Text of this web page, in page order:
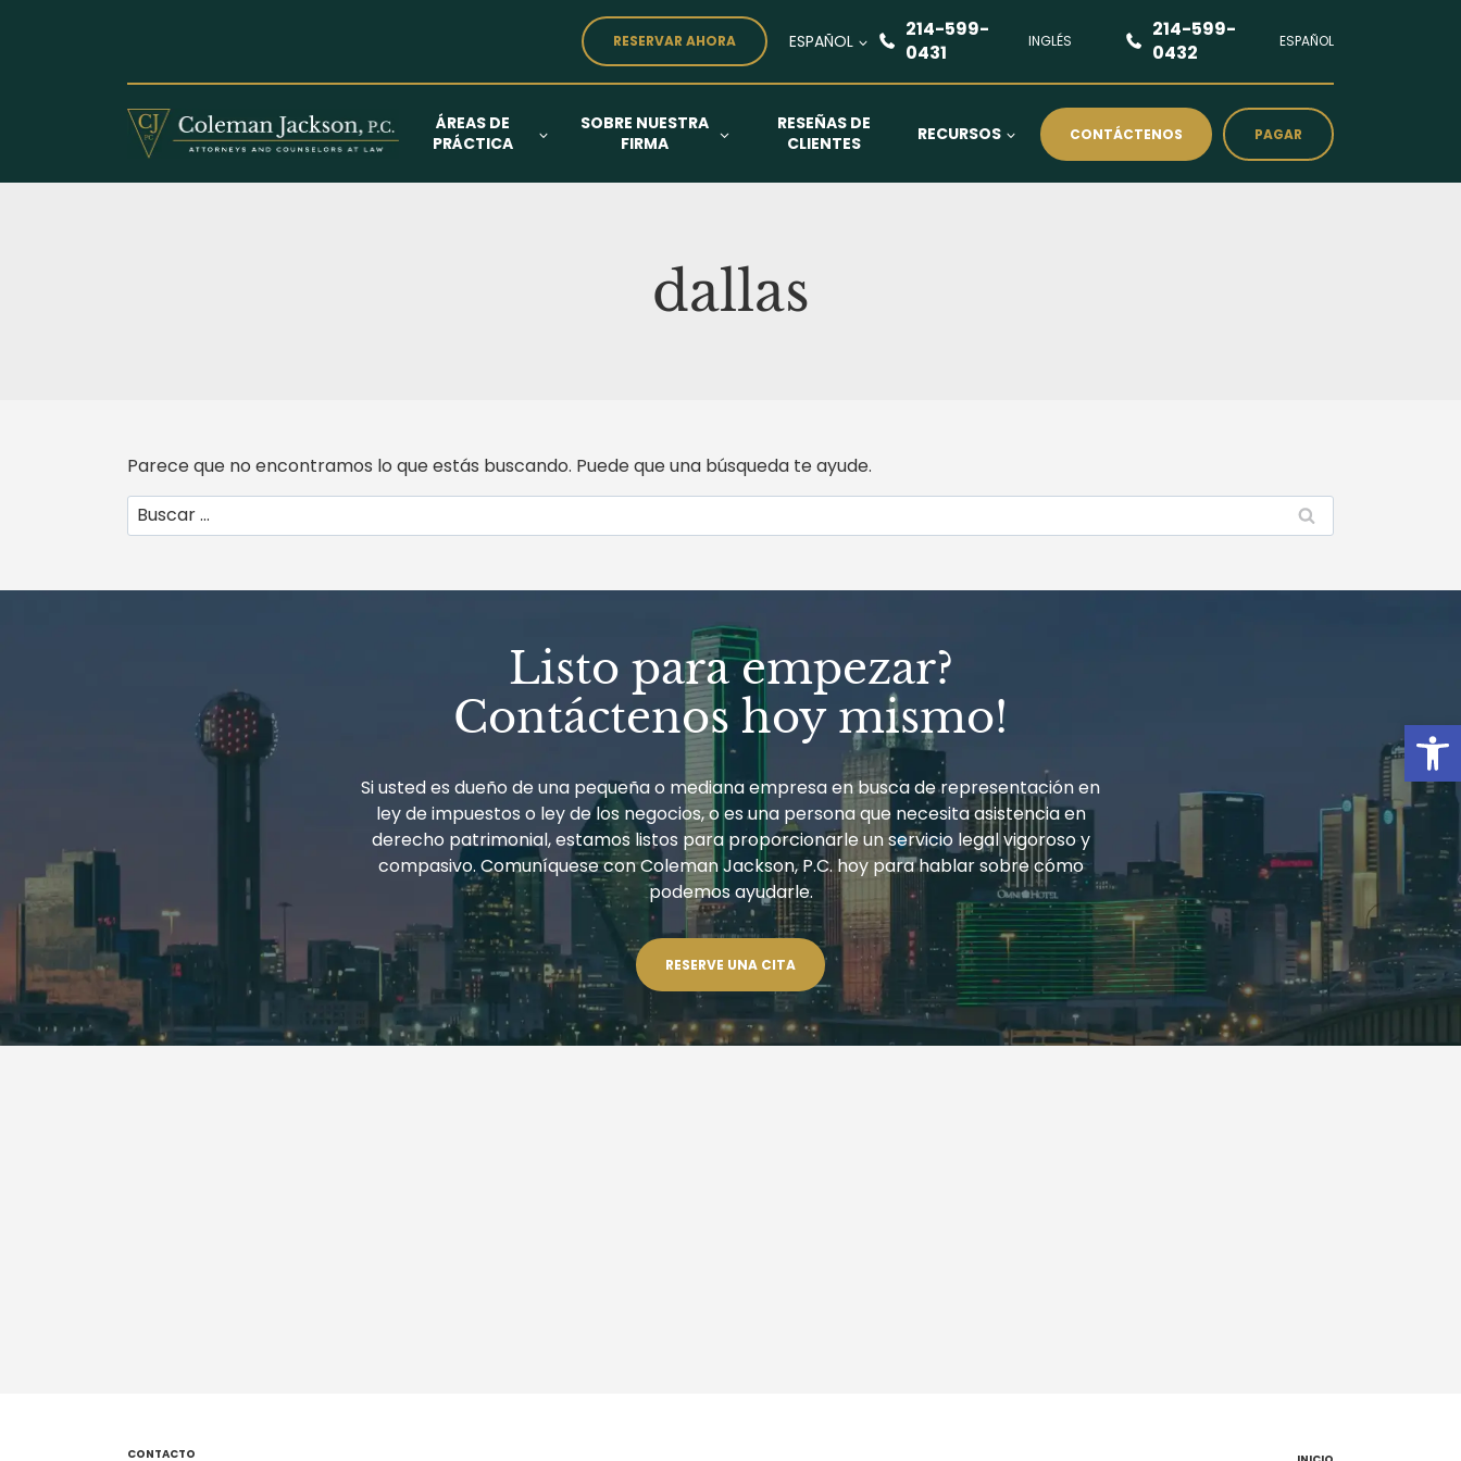
RESERVAR AHORA ESPAÑOL
214-599-
0431
INGLÉS
214-599-
0432
ESPAÑOL
ÁREAS DE
PRÁCTICA
SOBRE NUESTRA
FIRMA
RESEÑAS DE
CLIENTES
RECURSOS CONTÁCTENOS PAGAR
dallas
Parece que no encontramos lo que estás buscando. Puede que una búsqueda te ayude.
Buscar:
Listo para empezar?
Contáctenos hoy mismo!
Si usted es dueño de una pequeña o mediana empresa en busca de representación en
ley de impuestos o ley de los negocios, o es una persona que necesita asistencia en
derecho patrimonial, estamos listos para proporcionarle un servicio legal vigoroso y
compasivo. Comuníquese con Coleman Jackson, P.C. hoy para hablar sobre cómo
podemos ayudarle.
RESERVE UNA CITA
CONTACTO